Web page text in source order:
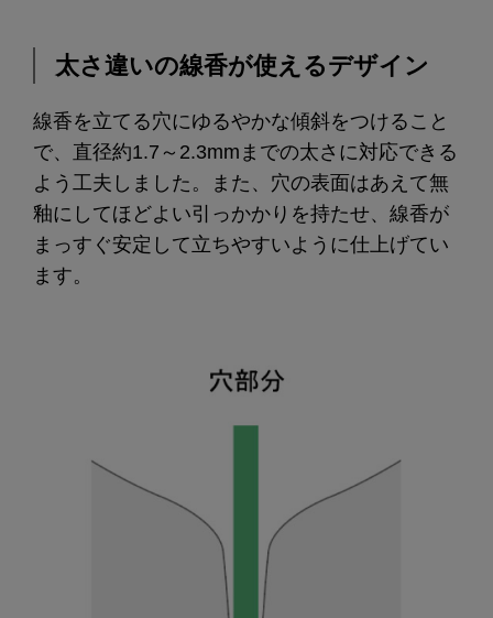
太さ違いの線香が使えるデザイン
線香を立てる穴にゆるやかな傾斜をつけること
で、直径約1.7～2.3mmまでの太さに対応できる
よう工夫しました。また、穴の表面はあえて無
釉にしてほどよい引っかかりを持たせ、線香が
まっすぐ安定して立ちやすいように仕上げてい
ます。